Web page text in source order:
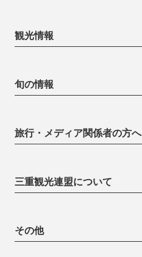
観光情報
旬の情報
旅行・メディア関係者の方へ
三重観光連盟について
その他